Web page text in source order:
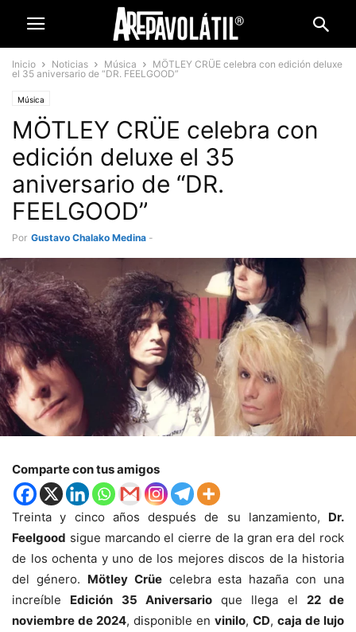
Inicio Noticias Música
MÖTLEY CRÜE celebra con edición deluxe
el 35 aniversario de “DR. FEELGOOD”
Música
MÖTLEY CRÜE celebra con
edición deluxe el 35
aniversario de “DR.
FEELGOOD”
Por Gustavo Chalako Medina -
Comparte con tus amigos
Treinta y cinco años después de su lanzamiento, Dr.
Feelgood sigue marcando el cierre de la gran era del rock
de los ochenta y uno de los mejores discos de la historia
del género. Mötley Crüecelebra esta hazaña con una
increíble Edición 35 Aniversarioque llega el 22 de
noviembre de 2024, disponible en vinilo, CD, caja de lujo